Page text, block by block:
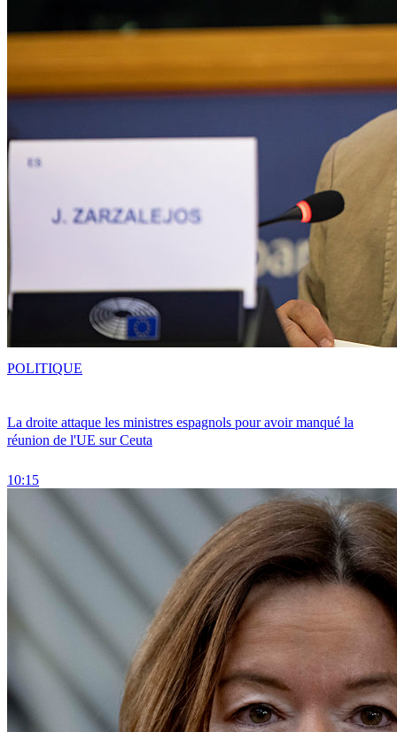
La droite attaque les ministres espagnols pour avoir manqué la
réunion de l'UE sur Ceuta
10:15
POLITIQUE